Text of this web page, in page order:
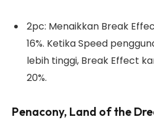
2pc: Menaikkan Break
16%. Ketika Speed
lebih tinggi, Break Effect
20%.
Penacony, Land of the